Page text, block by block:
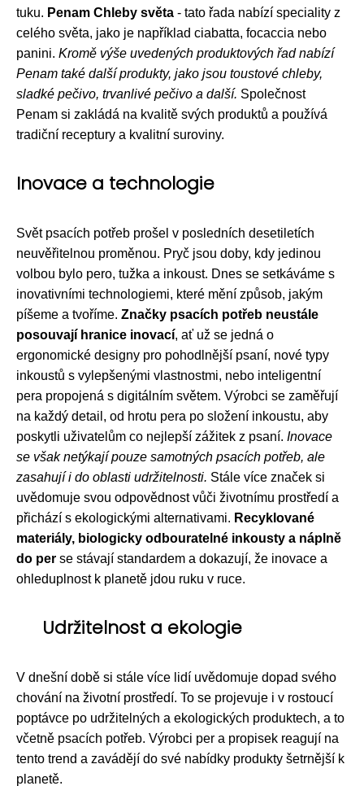
tuku. Penam Chleby světa - tato řada nabízí speciality z
celého světa, jako je například ciabatta, focaccia nebo
panini. Kromě výše uvedených produktových řad nabízí
Penam také další produkty, jako jsou toustové chleby,
sladké pečivo, trvanlivé pečivo a další. Společnost
Penam si zakládá na kvalitě svých produktů a používá
tradiční receptury a kvalitní suroviny.
Inovace a technologie
Svět psacích potřeb prošel v posledních desetiletích
neuvěřitelnou proměnou. Pryč jsou doby, kdy jedinou
volbou bylo pero, tužka a inkoust. Dnes se setkáváme s
inovativními technologiemi, které mění způsob, jakým
píšeme a tvoříme. Značky psacích potřeb neustále
posouvají hranice inovací, ať už se jedná o
ergonomické designy pro pohodlnější psaní, nové typy
inkoustů s vylepšenými vlastnostmi, nebo inteligentní
pera propojená s digitálním světem. Výrobci se zaměřují
na každý detail, od hrotu pera po složení inkoustu, aby
poskytli uživatelům co nejlepší zážitek z psaní. Inovace
se však netýkají pouze samotných psacích potřeb, ale
zasahují i do oblasti udržitelnosti. Stále více značek si
uvědomuje svou odpovědnost vůči životnímu prostředí a
přichází s ekologickými alternativami. Recyklované
materiály, biologicky odbouratelné inkousty a náplně
do per se stávají standardem a dokazují, že inovace a
ohleduplnost k planetě jdou ruku v ruce.
Udržitelnost a ekologie
V dnešní době si stále více lidí uvědomuje dopad svého
chování na životní prostředí. To se projevuje i v rostoucí
poptávce po udržitelných a ekologických produktech, a to
včetně psacích potřeb. Výrobci per a propisek reagují na
tento trend a zavádějí do své nabídky produkty šetrnější k
planetě.